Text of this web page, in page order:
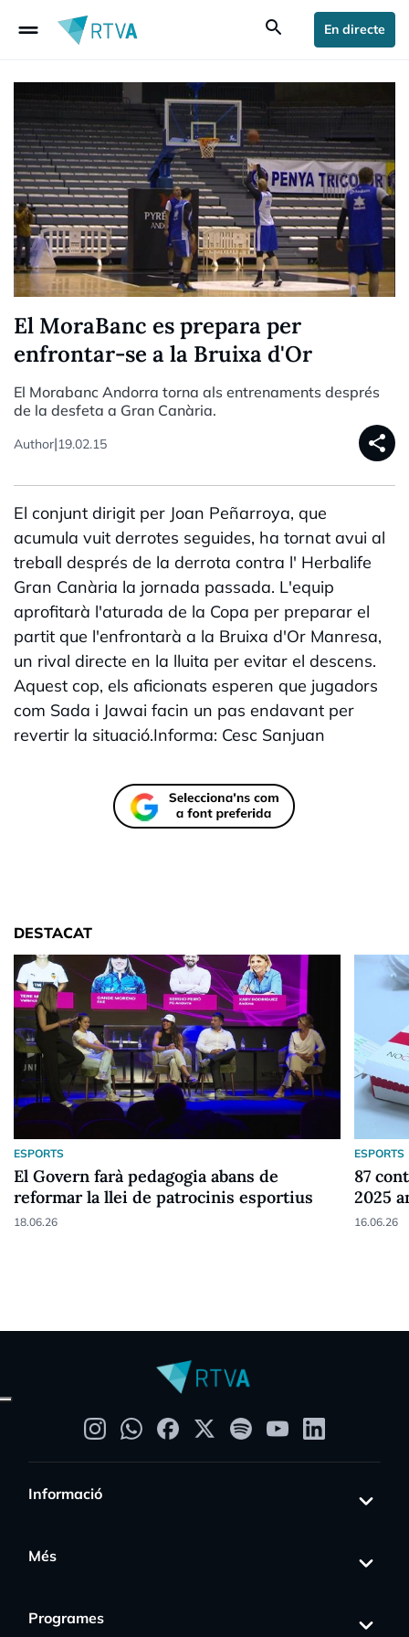
drag_handle search En directe
El MoraBanc es prepara per
enfrontar-se a la Bruixa d'Or
El Morabanc Andorra torna als entrenaments després
de la desfeta a Gran Canària.
Author|19.02.15 share
El conjunt dirigit per Joan Peñarroya, que
acumula vuit derrotes seguides, ha tornat avui al
treball després de la derrota contra l' Herbalife
Gran Canària la jornada passada. L'equip
aprofitarà l'aturada de la Copa per preparar el
partit que l'enfrontarà a la Bruixa d'Or Manresa,
un rival directe en la lluita per evitar el descens.
Aquest cop, els aficionats esperen que jugadors
com Sada i Jawai facin un pas endavant per
revertir la situació.Informa: Cesc Sanjuan
DESTACAT
ESPORTS
El Govern farà pedagogia abans de
reformar la llei de patrocinis esportius
18.06.26
ESPORTS
87
2025
16.06.26
Informació
Més
Programes